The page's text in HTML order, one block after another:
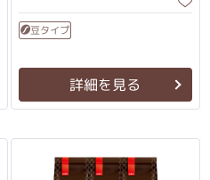
豆タイプ
詳細を見る